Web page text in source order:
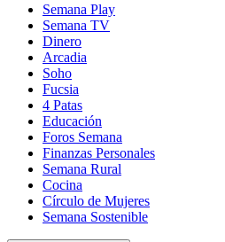
Semana Play
Semana TV
Dinero
Arcadia
Soho
in
new
window
Fucsia
in
new
window
4 Patas
Educación
Foros Semana
Finanzas Personales
Semana Rural
Cocina
Círculo de Mujeres
Semana Sostenible